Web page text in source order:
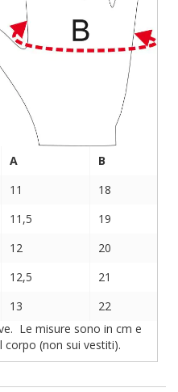
A
B
11
18
11,5
19
12
20
12,5
21
13
22
Le misure sono in cm e
corpo (non sui vestiti).